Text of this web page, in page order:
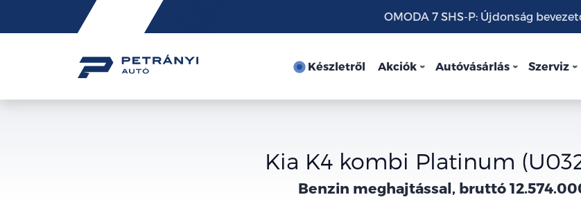
Friss
hírek
OMODA 7 SHS-P: Újdonság
Készletről Akciók Autóvásárlás Szerviz
Kia K4 kombi Platinum
Benzin meghajtással, bruttó